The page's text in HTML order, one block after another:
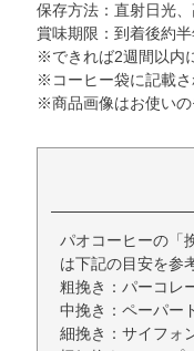
保存方法：直射日光
賞味期限：到着後約
※できれば2週間以内
※コーヒー袋に記載さ
※商品画像はお使いの
パオコーヒーの「
は下記の目安を参
粗挽き：パーコレ
中挽き：ペーパー
細挽き：サイフォ